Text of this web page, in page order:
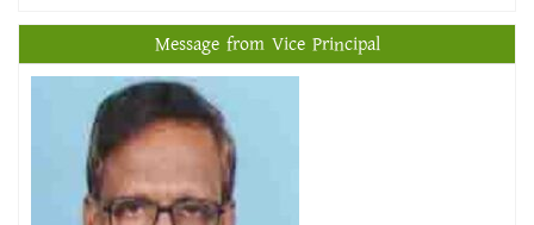
Message from Vice Principal